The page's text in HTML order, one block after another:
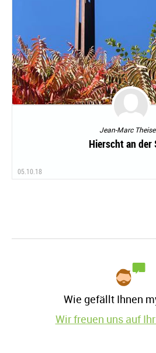
Jean-Marc
Hierscht an der
05.10.18
Wie gefällt Ihnen
Wir freuen uns auf